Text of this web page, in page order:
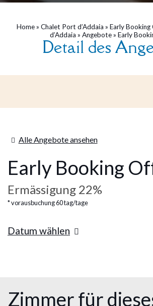
Home» Chalet Port d’Addaia » Early Booking
d’Addaia » Angebote» Early
Detail des
Alle Angebote ansehen
Early Booking
Ermässigung 22%
vorausbuchung 60 tag/tage
Datum wählen
Zimmer für